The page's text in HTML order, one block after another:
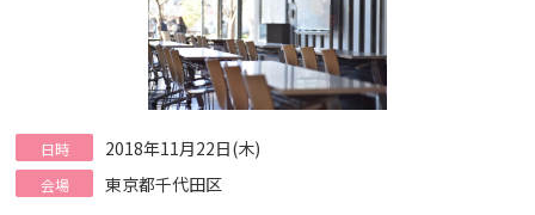
日時 2018年11月22日(木)
会場 東京都千代田区